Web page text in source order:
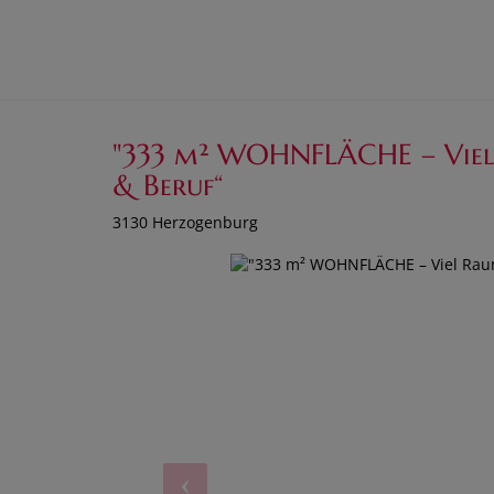
"333 m² WOHNFLÄCHE –
& Beruf“
3130 Herzogenburg